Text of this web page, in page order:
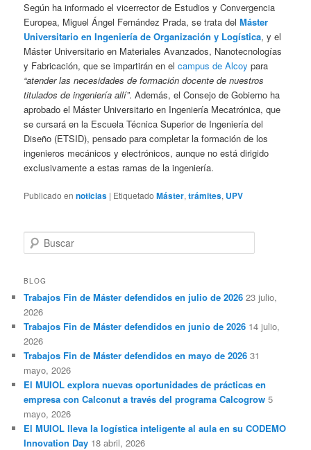
Según ha informado el vicerrector de Estudios y Convergencia
Europea, Miguel Ángel Fernández Prada, se trata delMáster
Universitario en Ingeniería de Organización y Logística, y el
Máster Universitario en Materiales Avanzados, Nanotecnologías
y Fabricación, que se impartirán en elcampus de Alcoy para
“atender las necesidades de formación docente de nuestros
titulados de ingeniería allí”. Además, el Consejo de Gobierno ha
aprobado el Máster Universitario en Ingeniería Mecatrónica, que
se cursará en la Escuela Técnica Superior de Ingeniería del
Diseño (ETSID), pensado para completar la formación de los
ingenieros mecánicos y electrónicos, aunque no está dirigido
exclusivamente a estas ramas de la ingeniería.
Publicado en noticias | Etiquetado Máster,trámites, UPV
u
c
r
BLOG
Trabajos Fin de Máster defendidos en julio de 2026 23 julio,
2026
Trabajos Fin de Máster defendidos en junio de 2026 14 julio,
2026
Trabajos Fin de Máster defendidos en mayo de 2026 31
mayo, 2026
El MUIOL explora nuevas oportunidades de prácticas en
empresa con Calconut a través del programa Calcogrow 5
mayo, 2026
El MUIOL lleva la logística inteligente al aula en su CODEMO
Innovation Day 18 abril, 2026